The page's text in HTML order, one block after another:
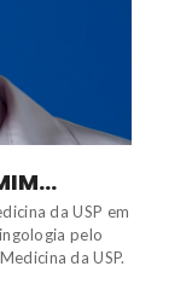
da USP em
pelo
da USP.